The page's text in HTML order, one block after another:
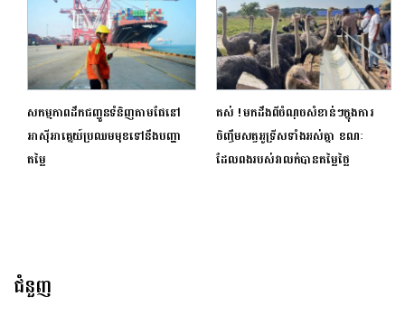
សកម្មភាពដឹកជញ្ជូនទំនិញតាមផែនៅ
អាស៊ីអាគ្នេយ៍ប្រឈមមុខទៅនឹងបញ្ហា
តម្លៃ
តស់ ! មកដឹងពីចំណុចសំខាន់ៗក្នុងការ
ចិញ្ចឹមសត្វអូទ្រីសទាំងអស់គ្នា ខណៈ
ដែលពងរបស់វាលក់បានតម្លៃថ្លៃ
ជំនួញ